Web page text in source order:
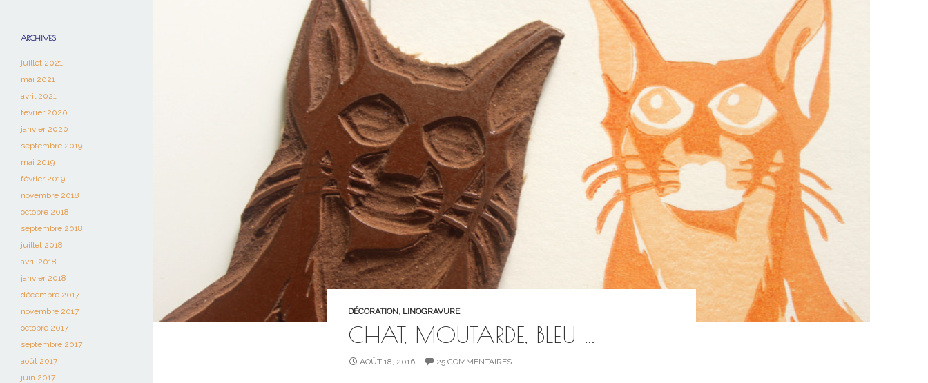
DÉCORATION, LINOGRAVURE
CHAT, MOUTARDE, BLEU …
AOÛT 18, 2016 25 COMMENTAIRES
ARCHIVES
juillet 2021
mai 2021
avril 2021
février 2020
janvier 2020
septembre 2019
mai 2019
février 2019
novembre 2018
octobre 2018
septembre 2018
juillet 2018
avril 2018
janvier 2018
décembre 2017
novembre 2017
octobre 2017
septembre 2017
août 2017
juin 2017